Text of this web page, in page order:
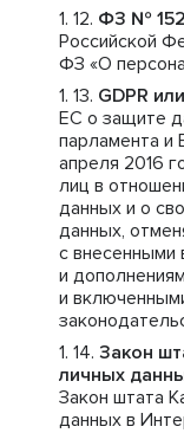
ФЗ №
Российской
ФЗ «О
GDPR
ЕС о защите
парламента и
апреля 2016
лиц в
данных и о
данных,
с внесенными
и
и
Закон
личных
Закон штата
данных в